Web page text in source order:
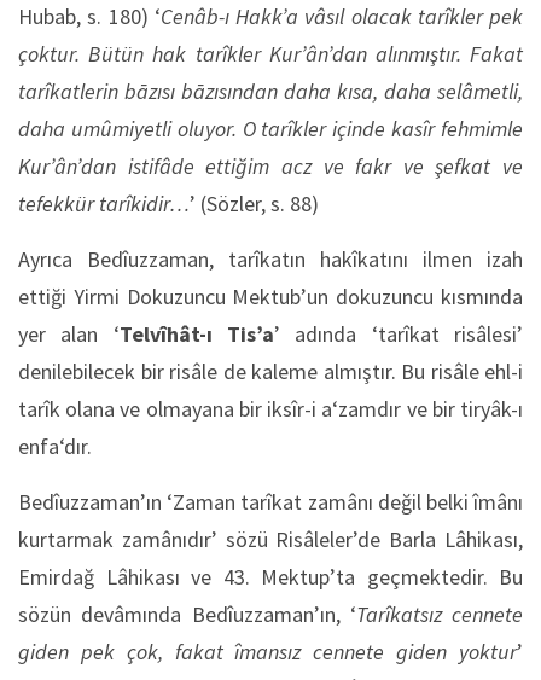
Hubab, s. 180) ‘Cenâb-ı Hakk’a vâsıl olacak tarîkler pek
çoktur. Bütün hak tarîkler Kur’ân’dan alınmıştır. Fakat
tarîkatlerin bāzısı bāzısından daha kısa, daha selâmetli,
daha umûmiyetli oluyor. O tarîkler içinde kasîr fehmimle
Kur’ân’dan istifâde ettiğim acz ve fakr ve şefkat ve
tefekkür tarîkidir…’ (Sözler, s. 88)
Ayrıca Bedîuzzaman, tarîkatın hakîkatını ilmen izah
ettiği Yirmi Dokuzuncu Mektub’un dokuzuncu kısmında
yer alan ‘Telvîhât-ı Tis’a’ adında ‘tarîkat risâlesi’
denilebilecek bir risâle de kaleme almıştır. Bu risâle ehl-i
tarîk olana ve olmayana bir iksîr-i a‘zamdır ve bir tiryâk-ı
enfa‘dır.
Bedîuzzaman’ın ‘Zaman tarîkat zamânı değil belki îmânı
kurtarmak zamânıdır’ sözü Risâleler’de Barla Lâhikası,
Emirdağ Lâhikası ve 43. Mektup’ta geçmektedir. Bu
sözün devâmında Bedîuzzaman’ın, ‘Tarîkatsız cennete
giden pek çok, fakat îmansız cennete giden yoktur’